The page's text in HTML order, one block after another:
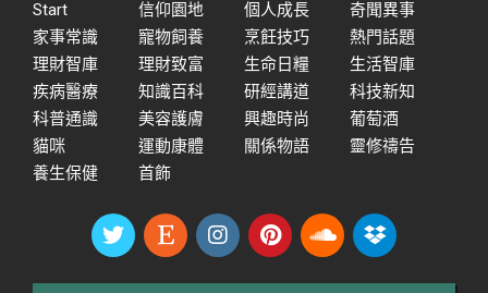
Start 信仰園地 個人成長
奇聞異事
家事常識
寵物飼養 烹飪技巧
熱門話題
理財智庫
理財致富 生命日糧
生活智庫
疾病醫療
知識百科 研經講道
科技新知
科普通識
美容護膚 興趣時尚
葡萄酒
貓咪
運動康體 關係物語
靈修禱告
養生保健
首飾